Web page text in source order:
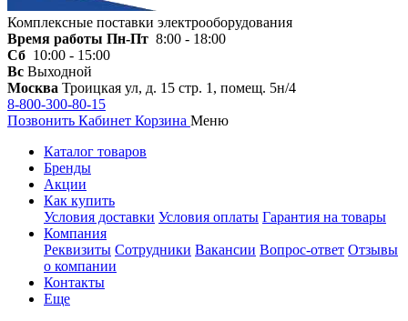
Комплексные поставки электрооборудования
Время работы Пн-Пт 8:00 - 18:00
Сб 10:00 - 15:00
Вс Выходной
Москва Троицкая ул, д. 15 стр. 1, помещ. 5н/4
8-800-300-80-15
Позвонить Кабинет Корзина Меню
Каталог товаров
Бренды
Акции
Как купить
Условия доставки Условия оплаты Гарантия на товары
Компания
Реквизиты Сотрудники Вакансии Вопрос-ответ Отзывы
о компании
Контакты
Еще